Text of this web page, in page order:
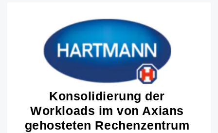
LINKEDIN
XING FACEBOOKINSTAGRAMYOUTUBE
Konsolidierung der
Workloads im von Axians
gehosteten Rechenzentrum